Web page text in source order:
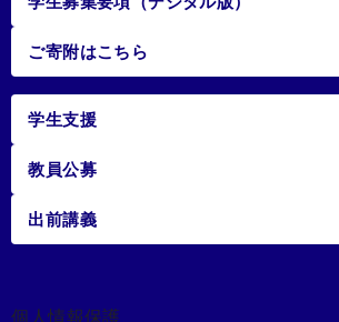
ご寄附はこちら
学生支援
教員公募
出前講義
個人情報保護